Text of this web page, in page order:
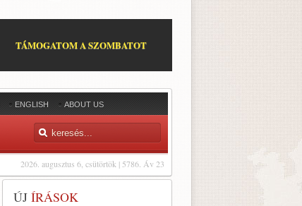
TÁMOGATOM A SZOMBATOT
ENGLISH ABOUT US
2026. augusztus 6, csütörtök | 5786. Áv 23
ÚJ ÍRÁSOK